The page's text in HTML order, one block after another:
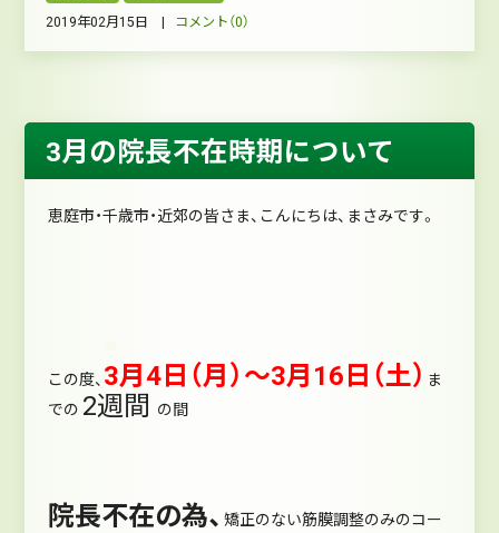
2019年02月15日 | コメント（0）
3月の院長不在時期について
恵庭市・千歳市・近郊の皆さま、こんにちは、まさみです。
この度、 3月4日（月）～3月16日（土） ま
での 2週間 の間
院長不在の為、 矯正のない筋膜調整のみのコー